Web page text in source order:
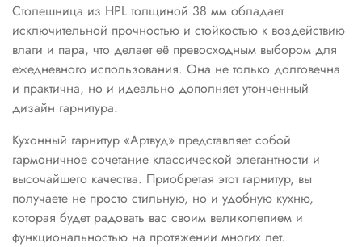
Столешница из HPL толщиной 38 мм обладает
исключительной прочностью и стойкостью к воздействию
влаги и пара, что делает её превосходным выбором для
ежедневного использования. Она не только долговечна
и практична, но и идеально дополняет утонченный
дизайн гарнитура.
Кухонный гарнитур «Артвуд» представляет собой
гармоничное сочетание классической элегантности и
высочайшего качества. Приобретая этот гарнитур, вы
получаете не просто стильную, но и удобную кухню,
которая будет радовать вас своим великолепием и
функциональностью на протяжении многих лет.